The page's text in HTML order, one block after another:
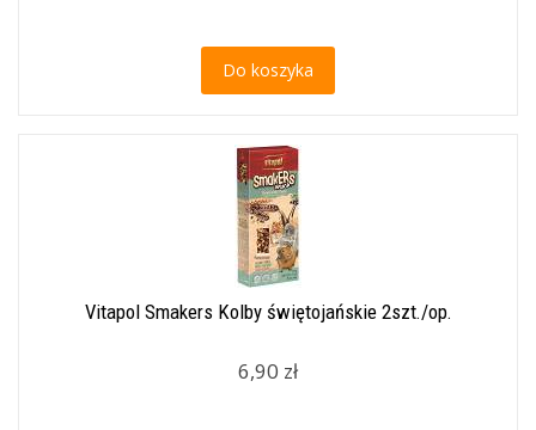
Do koszyka
Vitapol Smakers Kolby świętojańskie 2szt./op.
6,90 zł